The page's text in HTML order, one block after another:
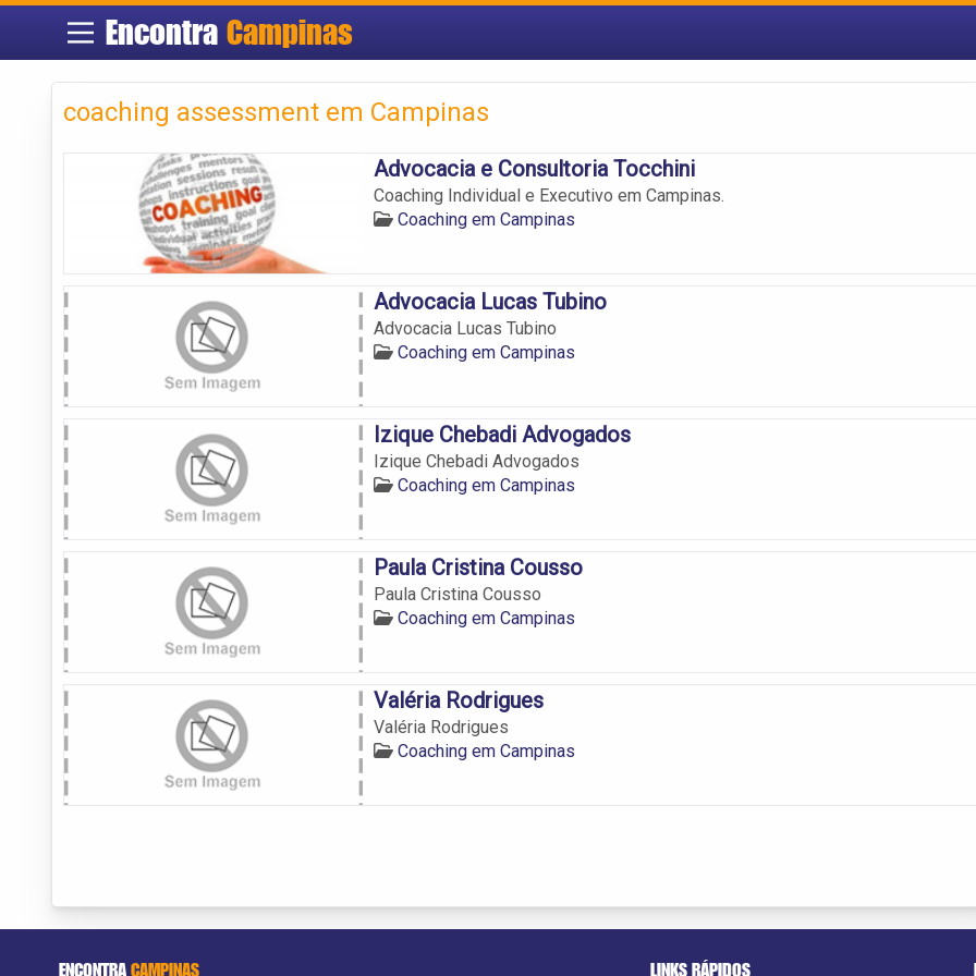
EncontraCampinas
coaching assessment em Campinas
Advocacia e Consultoria Tocchini
Coaching Individual e Executivo em Campinas.
Coaching em Campinas
Advocacia Lucas Tubino
Advocacia Lucas Tubino
Coaching em Campinas
Izique Chebadi Advogados
Izique Chebadi Advogados
Coaching em Campinas
Paula Cristina Cousso
Paula Cristina Cousso
Coaching em Campinas
Valéria Rodrigues
Valéria Rodrigues
Coaching em Campinas
ENCONTRACAMPINAS LINKS RÁPIDOS